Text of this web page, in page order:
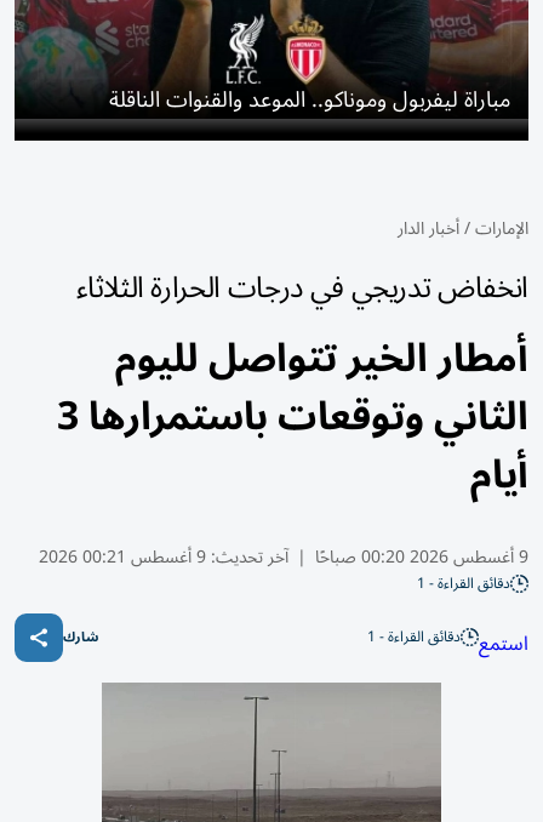
مباراة ليفربول وموناكو.. الموعد والقنوات الناقلة
الإمارات/أخبار الدار
انخفاض تدريجي في درجات الحرارة الثلاثاء
أمطار الخير تتواصل لليوم
الثاني وتوقعات باستمرارها 3
أيام
9 أغسطس 2026 00:20 صباحًا | آخر تحديث:9 أغسطس 00:21 2026
دقائق القراءة - 1
استمع دقائق القراءة - 1 شارك